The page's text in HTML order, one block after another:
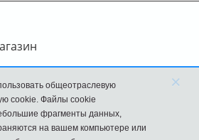
общеотраслевую
cookie. Файлы cookie
фрагменты данных,
на вашем компьютере или
×